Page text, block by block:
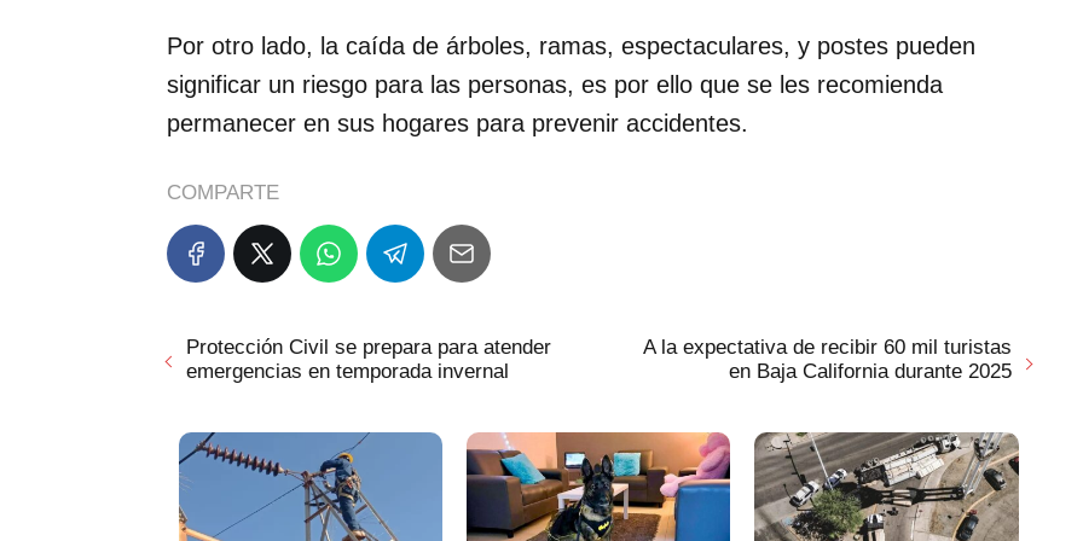
Por otro lado, la caída de árboles, ramas, espectaculares, y postes pueden
significar un riesgo para las personas, es por ello que se les recomienda
permanecer en sus hogares para prevenir accidentes.
COMPARTE
Protección Civil se prepara para atender
emergencias en temporada invernal
A la expectativa de recibir 60 mil turistas
en Baja California durante 2025